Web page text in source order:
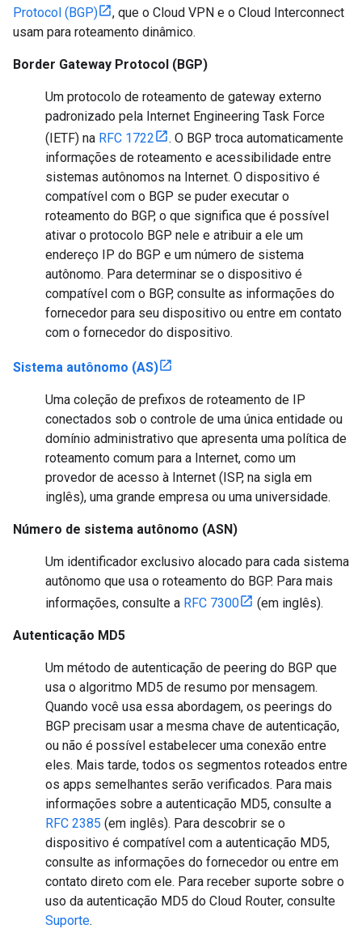
Protocol (BGP)
, que o Cloud VPN e o Cloud Interconnect
usam para roteamento dinâmico.
Border Gateway Protocol (BGP)
Um protocolo de roteamento de gateway externo
padronizado pela Internet Engineering Task Force
(IETF) na RFC 1722
. O BGP troca automaticamente
informações de roteamento e acessibilidade entre
sistemas autônomos na Internet. O dispositivo é
compatível com o BGP se puder executar o
roteamento do BGP, o que significa que é possível
ativar o protocolo BGP nele e atribuir a ele um
endereço IP do BGP e um número de sistema
autônomo. Para determinar se o dispositivo é
compatível com o BGP, consulte as informações do
fornecedor para seu dispositivo ou entre em contato
com o fornecedor do dispositivo.
Sistema autônomo (AS)
Uma coleção de prefixos de roteamento de IP
conectados sob o controle de uma única entidade ou
domínio administrativo que apresenta uma política de
roteamento comum para a Internet, como um
provedor de acesso à Internet (ISP, na sigla em
inglês), uma grande empresa ou uma universidade.
Número de sistema autônomo (ASN)
Um identificador exclusivo alocado para cada sistema
autônomo que usa o roteamento do BGP. Para mais
informações, consulte a RFC 7300 (em inglês).
Autenticação MD5
Um método de autenticação de peering do BGP que
usa o algoritmo MD5 de resumo por mensagem.
Quando você usa essa abordagem, os peerings do
BGP precisam usar a mesma chave de autenticação,
ou não é possível estabelecer uma conexão entre
eles. Mais tarde, todos os segmentos roteados entre
os apps semelhantes serão verificados. Para mais
informações sobre a autenticação MD5, consulte a
RFC 2385 (em inglês). Para descobrir se o
dispositivo é compatível com a autenticação MD5,
consulte as informações do fornecedor ou entre em
contato direto com ele. Para receber suporte sobre o
uso da autenticação MD5 do Cloud Router, consulte
Suporte.